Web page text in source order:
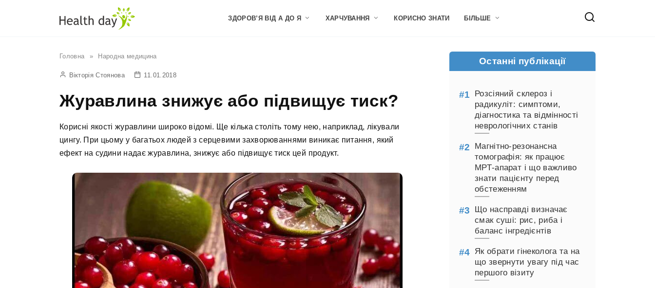
ЗДОРОВ’Я ВІД А ДО Я ХАРЧУВАННЯ КОРИСНО ЗНАТИ БІЛЬШЕ
Головна » Народна медицина
Вікторія Стоянова 11.01.2018
Журавлина знижує або підвищує тиск?
Корисні якості журавлини широко відомі. Ще кілька століть тому нею, наприклад, лікували
цингу. При цьому у багатьох людей з серцевими захворюваннями виникає питання, який
ефект на судини надає журавлина, знижує або підвищує тиск цей продукт.
Останні публікації
Розсіяний склероз і
радикуліт: симптоми,
діагностика та відмінності
неврологічних станів
Магнітно-резонансна
томографія: як працює
МРТ-апарат і що важливо
знати пацієнту перед
обстеженням
Що насправді визначає
смак суші: рис, риба і
баланс інгредієнтів
Як обрати гінеколога та на
що звернути увагу під час
першого візиту